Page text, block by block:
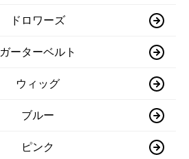
ドロワーズ
ガーターベルト
ウィッグ
ブルー
ピンク